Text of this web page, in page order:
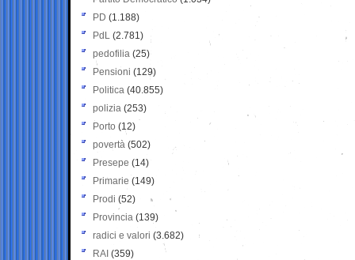
PD (1.188)
PdL (2.781)
pedofilia (25)
Pensioni (129)
Politica (40.855)
polizia (253)
Porto (12)
povertà (502)
Presepe (14)
Primarie (149)
Prodi (52)
Provincia (139)
radici e valori (3.682)
RAI (359)